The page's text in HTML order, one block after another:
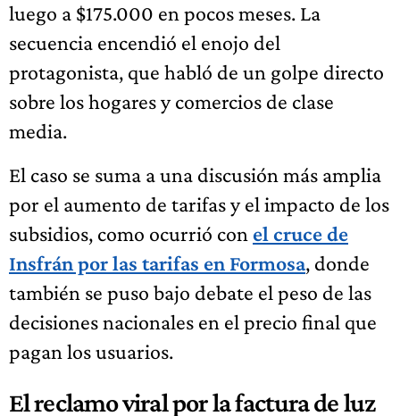
luego a $175.000 en pocos meses. La
secuencia encendió el enojo del
protagonista, que habló de un golpe directo
sobre los hogares y comercios de clase
media.
El caso se suma a una discusión más amplia
por el aumento de tarifas y el impacto de los
subsidios, como ocurrió con el cruce de
Insfrán por las tarifas en Formosa, donde
también se puso bajo debate el peso de las
decisiones nacionales en el precio final que
pagan los usuarios.
El reclamo viral por la factura de luz